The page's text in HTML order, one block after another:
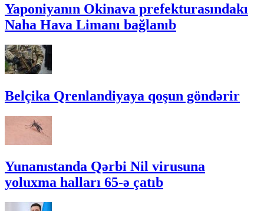
Yaponiyanın Okinava prefekturasındakı
Naha Hava Limanı bağlanıb
Belçika Qrenlandiyaya qoşun göndərir
Yunanıstanda Qərbi Nil virusuna
yoluxma halları 65-ə çatıb